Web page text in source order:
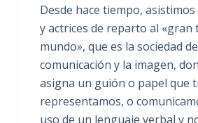
Desde hace tiempo,
y actrices de reparto al «gran
mundo», que es la sociedad
comunicación y la imagen,
asigna un guión o papel que
representamos, o
uso de un lenguaje verbal y